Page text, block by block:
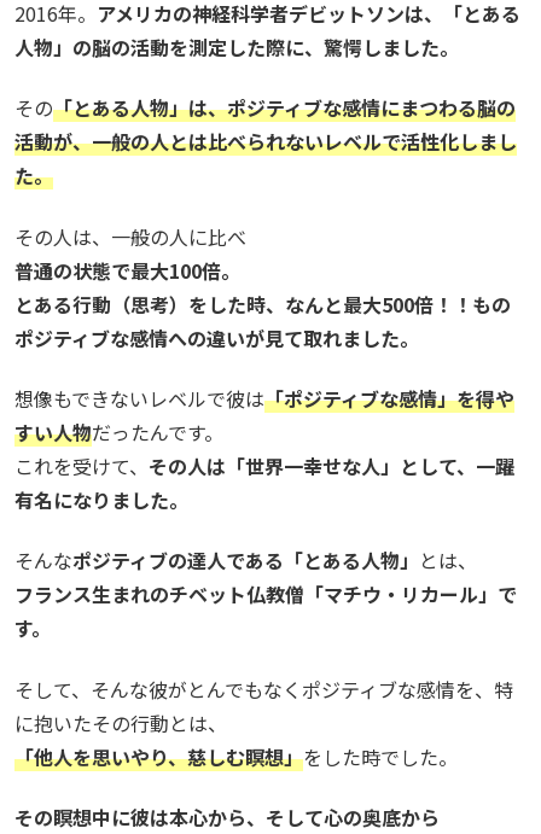
2016年。 アメリカの神経科学者デビットソンは、「とある
人物」の脳の活動を測定した際に、驚愕しました。
その「とある人物」は、ポジティブな感情にまつわる脳の
活動が、一般の人とは比べられないレベルで活性化しまし
た。
その人は、一般の人に比べ
普通の状態で最大100倍。
とある行動（思考）をした時、なんと最大500倍！！もの
ポジティブな感情への違いが見て取れました。
想像もできないレベルで彼は「ポジティブな感情」を得や
すい人物だったんです。
これを受けて、 その人は「世界一幸せな人」として、一躍
有名になりました。
そんなポジティブの達人である「とある人物」 とは、
フランス生まれのチベット仏教僧「マチウ・リカール」で
す。
そして、そんな彼がとんでもなくポジティブな感情を、特
に抱いたその行動とは、
「他人を思いやり、慈しむ瞑想」をした時でした。
その瞑想中に彼は本心から、そして心の奥底から